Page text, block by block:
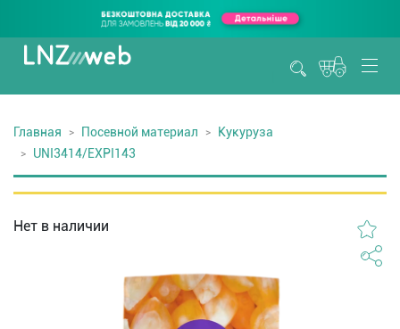
Главная Посевной материал
Кукуруза
UNI3414/EXPI143
Нет в наличии